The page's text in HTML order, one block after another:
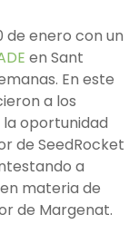
de enero con un
en Sant
En este
a los
oportunidad
de SeedRocket
a
materia de
de Margenat.